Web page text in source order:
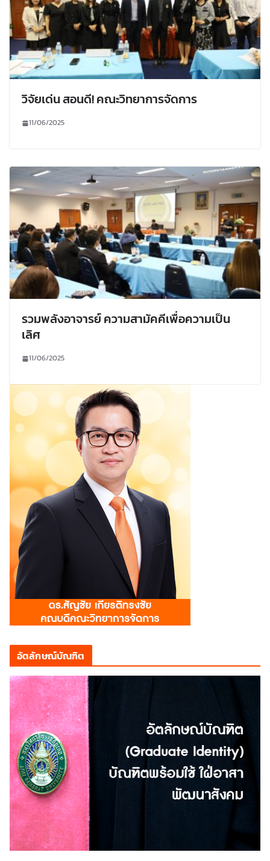
วิจัยเด่น สอนดี! คณะวิทยาการจัดการ
11/06/2025
รวมพลังอาจารย์ ความสามัคคีเพื่อความเป็น
เลิศ
11/06/2025
อัตลักษณ์บัณฑิต